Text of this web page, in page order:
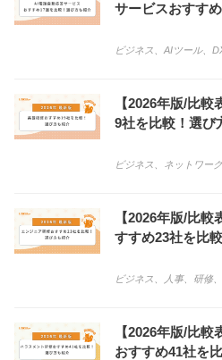
サービスおすす
ビジネス AIツール、
【2026年版/比
9社を比較！選び
ビジネス ネットワーク
【2026年版/比
すすめ23社を比
ビジネス 人事、 研修
【2026年版/比
おすすめ41社を